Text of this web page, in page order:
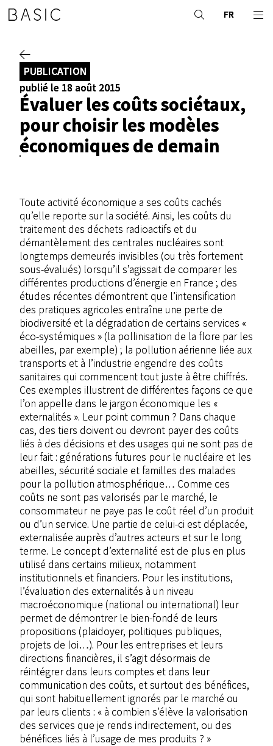
FR
PUBLICATION
publié le 18 août 2015
Évaluer les coûts sociétaux,
pour choisir les modèles
économiques de demain
Toute activité économique a ses coûts cachés
qu’elle reporte sur la société. Ainsi, les coûts du
traitement des déchets radioactifs et du
démantèlement des centrales nucléaires sont
longtemps demeurés invisibles (ou très fortement
sous-évalués) lorsqu’il s’agissait de comparer les
différentes productions d’énergie en France ; des
études récentes démontrent que l’intensification
des pratiques agricoles entraîne une perte de
biodiversité et la dégradation de certains services «
éco-systémiques » (la pollinisation de la flore par les
abeilles, par exemple) ; la pollution aérienne liée aux
transports et à l’industrie engendre des coûts
sanitaires qui commencent tout juste à être chiffrés.
Ces exemples illustrent de différentes façons ce que
l’on appelle dans le jargon économique les «
externalités ». Leur point commun ? Dans chaque
cas, des tiers doivent ou devront payer des coûts
liés à des décisions et des usages qui ne sont pas de
leur fait : générations futures pour le nucléaire et les
abeilles, sécurité sociale et familles des malades
pour la pollution atmosphérique… Comme ces
coûts ne sont pas valorisés par le marché, le
consommateur ne paye pas le coût réel d’un produit
ou d’un service. Une partie de celui-ci est déplacée,
externalisée auprès d’autres acteurs et sur le long
terme. Le concept d’externalité est de plus en plus
utilisé dans certains milieux, notamment
institutionnels et financiers. Pour les institutions,
l’évaluation des externalités à un niveau
macroéconomique (national ou international) leur
permet de démontrer le bien-fondé de leurs
propositions (plaidoyer, politiques publiques,
projets de loi…). Pour les entreprises et leurs
directions financières, il s’agit désormais de
réintégrer dans leurs comptes et dans leur
communication des coûts, et surtout des bénéfices,
qui sont habituellement ignorés par le marché ou
par leurs clients : « à combien s’élève la valorisation
des services que je rends indirectement, ou des
bénéfices liés à l’usage de mes produits ? »